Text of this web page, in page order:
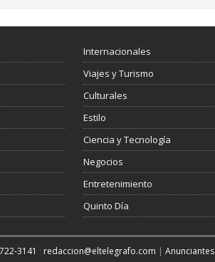
Internacionales
Viajes y Turismo
Culturales
Estilo
Ciencia y Tecnología
Negocios
Entretenimiento
Quinto Día
3141 · redaccion@eltelegrafo.com | Anunciantes